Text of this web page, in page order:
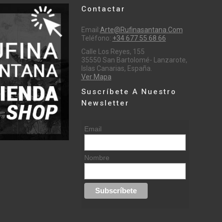
Contactar
Email:Arte@rufinasantana.com
Teléfono: +34 677 55 68 66
Calle Los Reyes, 155
35550 San Bartolomé- Lanzarote,
Islas Canarias, España.
Ver Mapa
Suscríbete A Nuestro
Newsletter
Email
Nombre